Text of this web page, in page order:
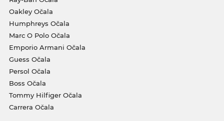
Oakley Očala
Humphreys Očala
Marc O Polo Očala
Emporio Armani Očala
Guess Očala
Persol Očala
Boss Očala
Tommy Hilfiger Očala
Carrera Očala